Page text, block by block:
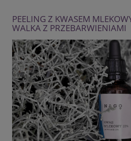
PEELING Z KWASEM
WALKA Z PRZEBARWIENIAMI